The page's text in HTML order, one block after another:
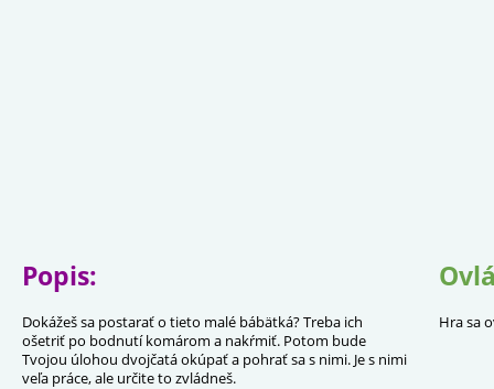
Popis:
Dokážeš sa postarať o tieto malé bábätká? Treba ich
ošetriť po bodnutí komárom a nakŕmiť. Potom bude
Tvojou úlohou dvojčatá okúpať a pohrať sa s nimi. Je s nimi
veľa práce, ale určite to zvládneš.
Hra sa